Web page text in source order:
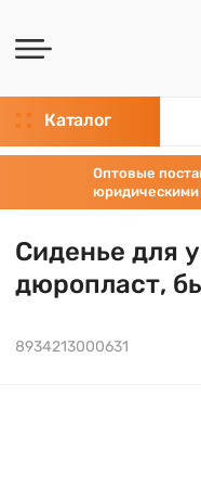
Каталог
Оптовые
юридическими
Сиденье для
дюропласт,
8934213000631